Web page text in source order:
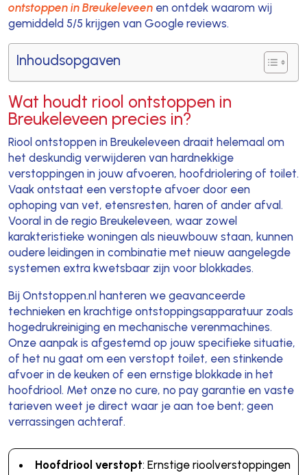
ontstoppen in Breukeleveenen ontdek waarom wij
gemiddeld 5/5 krijgen van Google reviews.
Inhoudsopgaven
Wat houdt riool ontstoppen in
Breukeleveen precies in?
Riool ontstoppen in Breukeleveen draait helemaal om
het deskundig verwijderen van hardnekkige
verstoppingen in jouw afvoeren, hoofdriolering of toilet.
Vaak ontstaat een verstopte afvoer door een
ophoping van vet, etensresten, haren of ander afval.
Vooral in de regio Breukeleveen, waar zowel
karakteristieke woningen als nieuwbouw staan, kunnen
oudere leidingen in combinatie met nieuw aangelegde
systemen extra kwetsbaar zijn voor blokkades.
Bij Ontstoppen.nl hanteren we geavanceerde
technieken en krachtige ontstoppingsapparatuur zoals
hogedrukreiniging en mechanische verenmachines.
Onze aanpak is afgestemd op jouw specifieke situatie,
of het nu gaat om een verstopt toilet, een stinkende
afvoer in de keuken of een ernstige blokkade in het
hoofdriool. Met onze no cure, no pay garantie en vaste
tarieven weet je direct waar je aan toe bent; geen
verrassingen achteraf.
Hoofdriool verstopt: Ernstige rioolverstoppingen